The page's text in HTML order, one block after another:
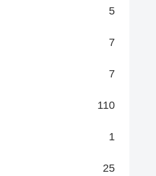
5
7
7
110
1
25